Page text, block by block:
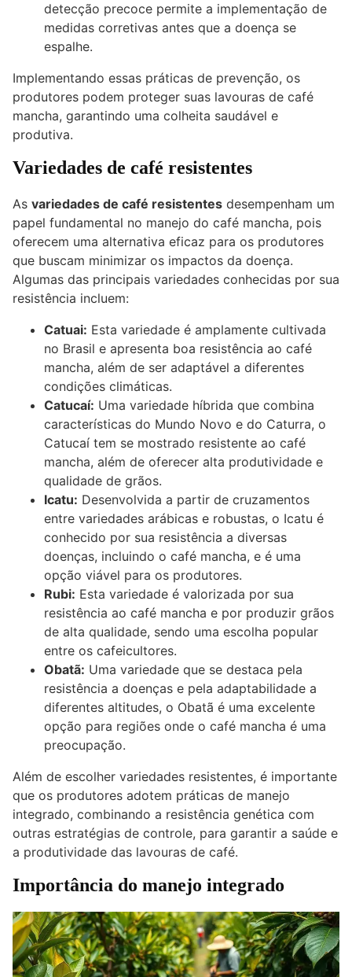
detecção precoce permite a implementação de
medidas corretivas antes que a doença se
espalhe.
Implementando essas práticas de prevenção, os
produtores podem proteger suas lavouras de café
mancha, garantindo uma colheita saudável e
produtiva.
Variedades de café resistentes
As variedades de café resistentes desempenham um
papel fundamental no manejo do café mancha, pois
oferecem uma alternativa eficaz para os produtores
que buscam minimizar os impactos da doença.
Algumas das principais variedades conhecidas por sua
resistência incluem:
Catuai: Esta variedade é amplamente cultivada
no Brasil e apresenta boa resistência ao café
mancha, além de ser adaptável a diferentes
condições climáticas.
Catucaí: Uma variedade híbrida que combina
características do Mundo Novo e do Caturra, o
Catucaí tem se mostrado resistente ao café
mancha, além de oferecer alta produtividade e
qualidade de grãos.
Icatu: Desenvolvida a partir de cruzamentos
entre variedades arábicas e robustas, o Icatu é
conhecido por sua resistência a diversas
doenças, incluindo o café mancha, e é uma
opção viável para os produtores.
Rubi: Esta variedade é valorizada por sua
resistência ao café mancha e por produzir grãos
de alta qualidade, sendo uma escolha popular
entre os cafeicultores.
Obatã: Uma variedade que se destaca pela
resistência a doenças e pela adaptabilidade a
diferentes altitudes, o Obatã é uma excelente
opção para regiões onde o café mancha é uma
preocupação.
Além de escolher variedades resistentes, é importante
que os produtores adotem práticas de manejo
integrado, combinando a resistência genética com
outras estratégias de controle, para garantir a saúde e
a produtividade das lavouras de café.
Importância do manejo integrado